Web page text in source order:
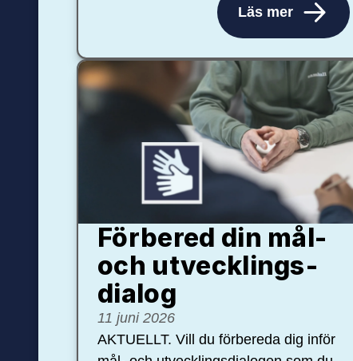
Läs mer
Förbered din mål-
och ut­veck­lings­
dialog
11 juni 2026
AKTUELLT. Vill du förbereda dig inför